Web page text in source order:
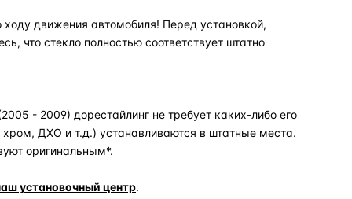
движения автомобиля! Перед установкой,
что стекло полностью соответствует штатно
- 2009) дорестайлинг не требует каких-либо его
ДХО и т.д.) устанавливаются в штатные места.
оригинальным*.
установочный центр.